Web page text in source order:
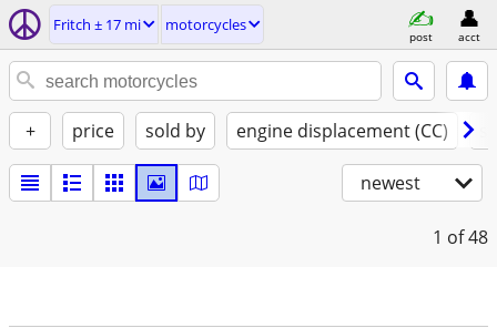
Fritch ± 17 mi motorcycles
post acct
+ price sold by engine displacement (CC)
newest
1 of 48